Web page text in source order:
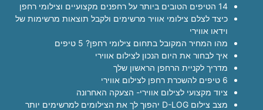
14 הטיפים הטובים ביותר על רחפנים מקצועיים וצילומי רחפן
כיצד לצלם צילומי אוויר מרשימים ולקבל תוצאות מרשימות של
וידאו אווירי
מהו המחיר המקובל בתחום צילומי רחפן? 5 טיפים
איך לבחור את היום הנכון לצילום אווירי
מדריך לקניית הרחפן הראשון שלך
6 טיפים להשכרת רחפן לצילום אווירי
ציוד מקצועי לצילום אווירי- הצעקה האחרונה
מצב צילום D-LOG יהפוך לך את הצילומים למרשימים יותר